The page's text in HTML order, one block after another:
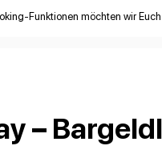
Funktionen möchten wir
–